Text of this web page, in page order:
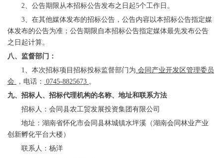
2、公告期限从本招标公告发布之日起5个工作日。
3、在其他媒体发布的招标公告，公告内容以本招标公告指定媒
体发布的公告为准；公告期限自本招标公告指定媒体最先发布公告
之日起计算。
八、监督部门：
1、本次招标项目招标投标监督部门为 会同产业开发区管理委员
会
，电话： 0745-8825673 。
九、招标人、招标代理机构的名称、地址和联系方法
招标人： 会同县农工贸发展投资集团有限公司
地址：湖南省怀化市会同县林城镇水坪溪（湖南会同林业产业
创新孵化平台大楼）
联系人： 杨洋